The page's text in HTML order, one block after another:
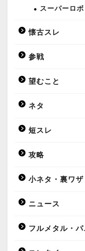
スーパーロ
懐古スレ
参戦
望むこと
ネタ
短スレ
攻略
小ネタ・裏ワ
ニュース
フルメタル・パ